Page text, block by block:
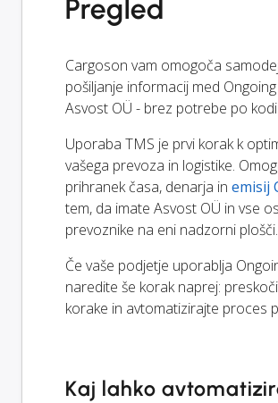
Pregled
Cargoson vam omogoča
pošiljanje informacij med
Asvost OÜ - brez potrebe po
Uporaba TMS je prvi korak k
vašega prevoza in logistike.
prihranek časa, denarja in emisij
tem, da imate Asvost OÜ in vse
prevoznike na eni nadzorni plošči.
Če vaše podjetje uporablja
naredite še korak naprej:
korake in avtomatizirajte proces
Kaj lahko